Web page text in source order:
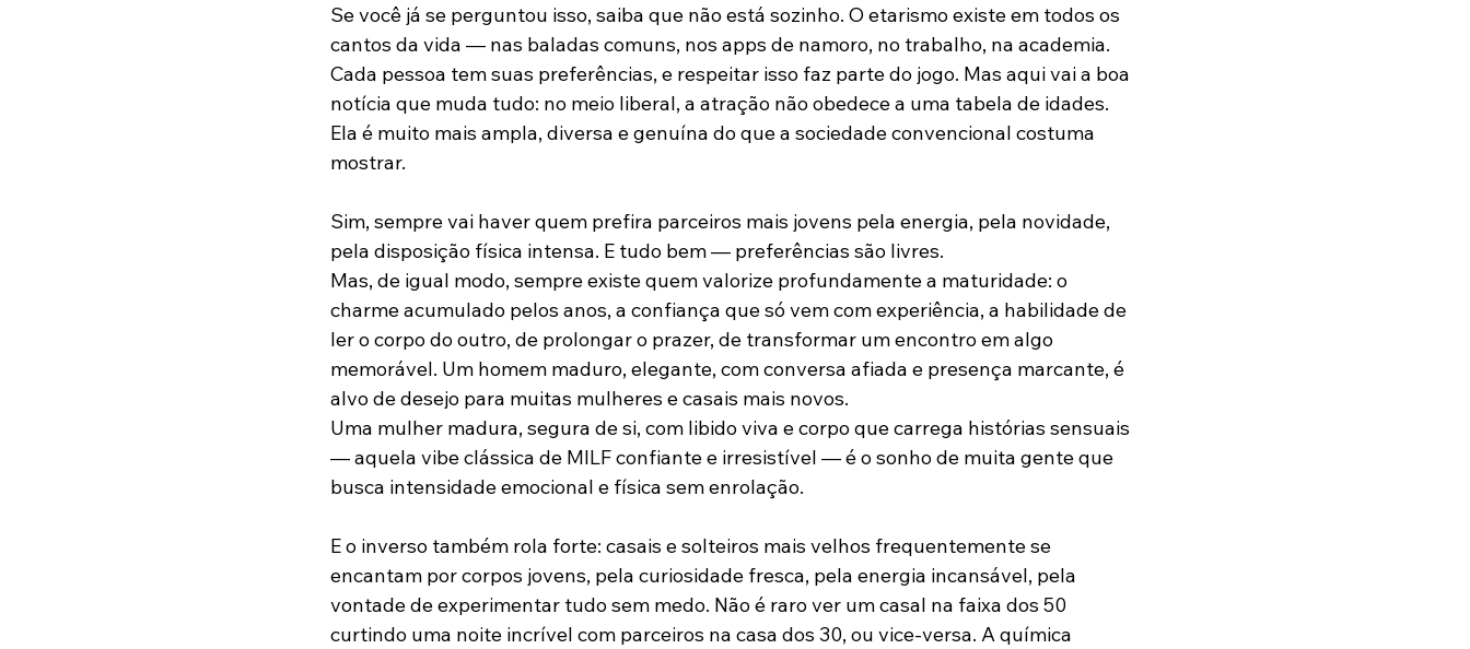
Se você já se perguntou isso, saiba que não está sozinho. O etarismo existe em todos os
cantos da vida — nas baladas comuns, nos apps de namoro, no trabalho, na academia.
Cada pessoa tem suas preferências, e respeitar isso faz parte do jogo. Mas aqui vai a boa
notícia que muda tudo: no meio liberal, a atração não obedece a uma tabela de idades.
Ela é muito mais ampla, diversa e genuína do que a sociedade convencional costuma
mostrar.
Sim, sempre vai haver quem prefira parceiros mais jovens pela energia, pela novidade,
pela disposição física intensa. E tudo bem — preferências são livres.
Mas, de igual modo, sempre existe quem valorize profundamente a maturidade: o
charme acumulado pelos anos, a confiança que só vem com experiência, a habilidade de
ler o corpo do outro, de prolongar o prazer, de transformar um encontro em algo
memorável. Um homem maduro, elegante, com conversa afiada e presença marcante, é
alvo de desejo para muitas mulheres e casais mais novos.
Uma mulher madura, segura de si, com libido viva e corpo que carrega histórias sensuais
— aquela vibe clássica de MILF confiante e irresistível — é o sonho de muita gente que
busca intensidade emocional e física sem enrolação.
E o inverso também rola forte: casais e solteiros mais velhos frequentemente se
encantam por corpos jovens, pela curiosidade fresca, pela energia incansável, pela
vontade de experimentar tudo sem medo. Não é raro ver um casal na faixa dos 50
curtindo uma noite incrível com parceiros na casa dos 30, ou vice-versa. A química